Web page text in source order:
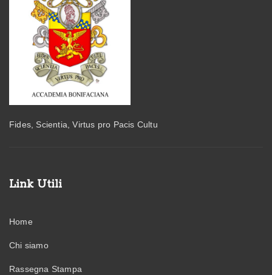
Fides, Scientia, Virtus pro Pacis Cultu
Link Utili
Home
Chi siamo
Rassegna Stampa